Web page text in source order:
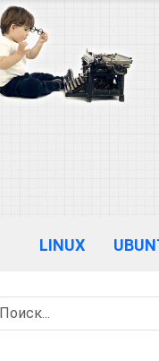
LINUX